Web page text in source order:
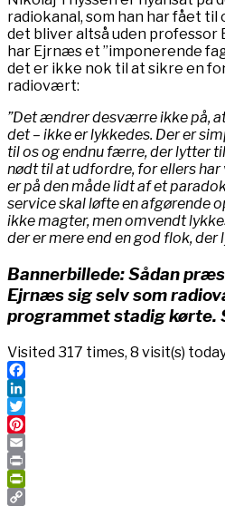
radiokanal, som han har fået
det bliver altså uden professor
har Ejrnæs et ”imponerende
det er ikke nok til at sikre en
radiovært:
”Det ændrer desværre ikke på,
det – ikke er lykkedes. Der er
til os og endnu færre, der lytter
nødt til at udfordre, for ellers
er på den måde lidt af et
service skal løfte en afgørende
ikke magter, men omvendt
der er mere end en god flok, der
Bannerbillede: Sådan
Ejrnæs sig selv som
programmet stadig kørte.
Visited 317 times, 8 visit(s)
Facebook
LinkedIn
Twitter
Pinterest
Email
Print
PrintFriendly